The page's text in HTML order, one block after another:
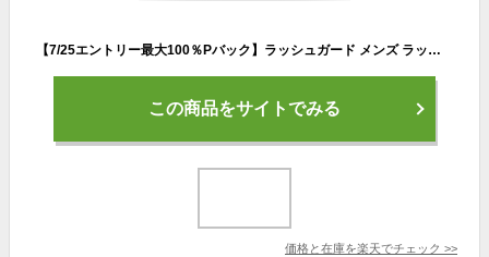
【7/25エントリー最大100％Pバック】ラッシュガード メンズ ラッシュレギンス S〜XXL 全12色 マリンカ UPF50+ DRY速乾 紫外線対策 UVカット98％以上
この商品をサイトでみる
価格と在庫を楽天でチェック >>